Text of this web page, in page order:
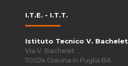
I.T.E. - I.T.T.
Istituto Tecnico V. Bachelet
Via V. Bachelet
70024 Gravina in Puglia BA